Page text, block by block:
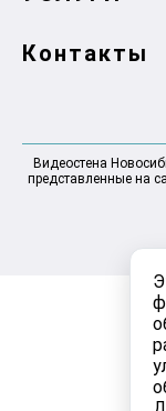
Контакты
Видеостена
представленные на